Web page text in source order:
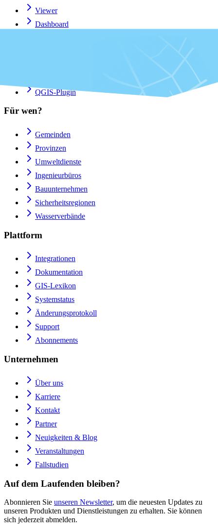
Viewer
Dashboard
QGIS-Plugin
Für wen?
Gemeinden
Provinzen
Umweltdienste
Ingenieurbüros
Bauunternehmen
Sicherheitsregionen
Wasserverbände
Plattform
Integrationen
Dokumentation
GIS-Lexikon
Systemstatus
Änderungsprotokoll
Support
Abonnements
Unternehmen
Über uns
Karriere
Kontakt
Partner
Neuigkeiten & Blog
Veranstaltungen
Fallstudien
Auf dem Laufenden bleiben?
Abonnieren Sie unseren Newsletter, um die neuesten Updates zu
unseren Produkten und Dienstleistungen zu erhalten. Sie können
sich jederzeit abmelden.